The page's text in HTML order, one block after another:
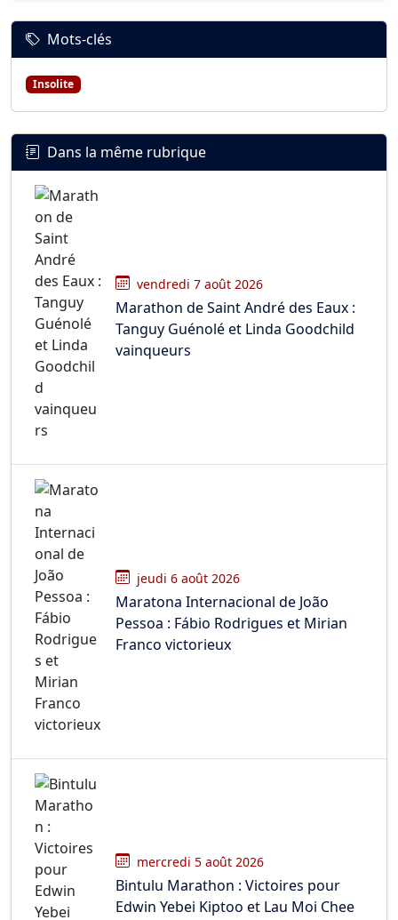
Mots-clés
Insolite
Dans la même rubrique
vendredi 7 août 2026
Marathon de Saint André des Eaux :
Tanguy Guénolé et Linda Goodchild
vainqueurs
jeudi 6 août 2026
Maratona Internacional de João
Pessoa : Fábio Rodrigues et Mirian
Franco victorieux
mercredi 5 août 2026
Bintulu Marathon : Victoires pour
Edwin Yebei Kiptoo et Lau Moi Chee